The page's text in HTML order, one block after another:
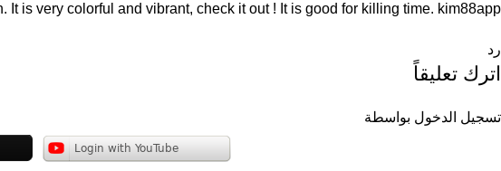
It is very colorful and vibrant, check it out ! It is good for killing time. kim88app
رد
اترك تعليقاً
تسجيل الدخول بواسطة